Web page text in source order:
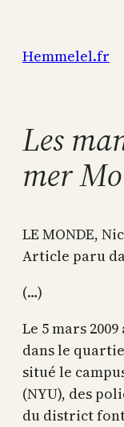
contenu
Hemmelel.fr
Les
mer
LE MONDE,
Article paru
(…)
Le 5 mars
dans le
situé le
(NYU), des
du district